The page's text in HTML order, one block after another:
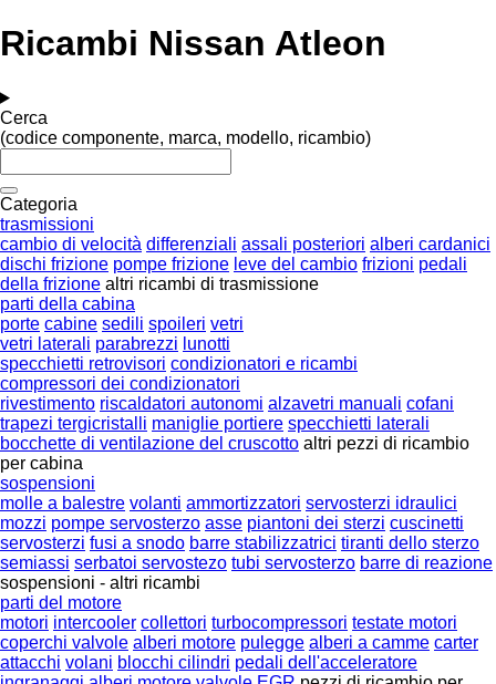
Ricambi Nissan Atleon
Cerca
(codice componente, marca, modello, ricambio)
Categoria
trasmissioni
cambio di velocità differenziali assali posteriori alberi cardanici
dischi frizione pompe frizione leve del cambio frizioni pedali
della frizione altri ricambi di trasmissione
parti della cabina
porte cabine sedili spoileri vetri
vetri laterali parabrezzi lunotti
specchietti retrovisori condizionatori e ricambi
compressori dei condizionatori
rivestimento riscaldatori autonomi alzavetri manuali cofani
trapezi tergicristalli maniglie portiere specchietti laterali
bocchette di ventilazione del cruscotto altri pezzi di ricambio
per cabina
sospensioni
molle a balestre volanti ammortizzatori servosterzi idraulici
mozzi pompe servosterzo asse piantoni dei sterzi cuscinetti
servosterzi fusi a snodo barre stabilizzatrici tiranti dello sterzo
semiassi serbatoi servostezo tubi servosterzo barre di reazione
sospensioni - altri ricambi
parti del motore
motori intercooler collettori turbocompressori testate motori
coperchi valvole alberi motore pulegge alberi a camme carter
attacchi volani blocchi cilindri pedali dell'acceleratore